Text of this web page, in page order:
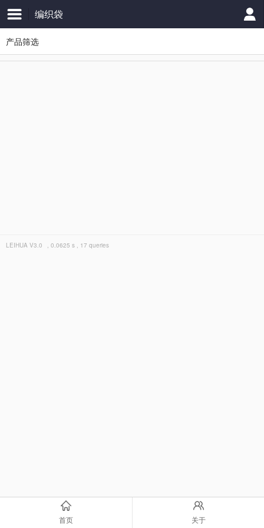
编织袋
产品筛选
LEIHUA V3.0 , 0.0625 s , 17 queries
首页 关于